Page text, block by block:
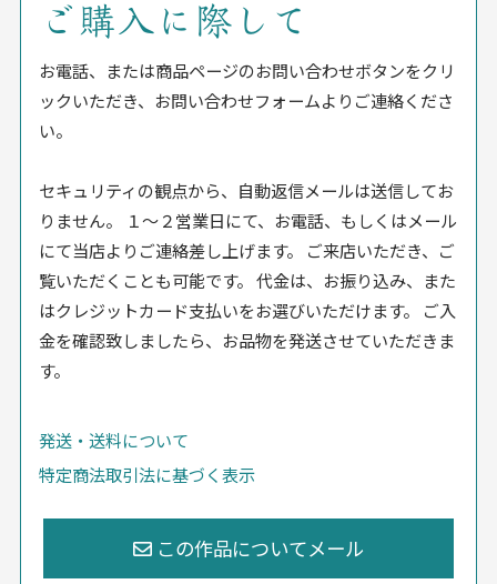
ご購入に際して
お電話、または商品ページのお問い合わせボタンをクリ
ックいただき、お問い合わせフォームよりご連絡くださ
い。
セキュリティの観点から、自動返信メールは送信してお
りません。 １〜２営業日にて、お電話、もしくはメール
にて当店よりご連絡差し上げます。 ご来店いただき、ご
覧いただくことも可能です。 代金は、お振り込み、また
はクレジットカード支払いをお選びいただけます。 ご入
金を確認致しましたら、お品物を発送させていただきま
す。
発送・送料について
特定商法取引法に基づく表示